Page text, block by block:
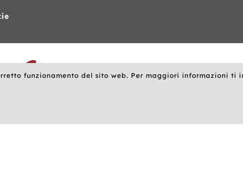
funzionamento del sito web. Per maggiori informazioni ti